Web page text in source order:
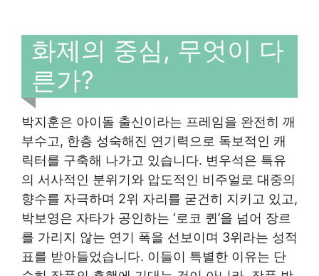
화제의 중심, 무엇이 다
른가?
박지훈은 아이돌 출신이라는 프레임을 완전히 깨
부수고, 한층 성숙해진 연기력으로 독보적인 캐
릭터를 구축해 나가고 있습니다. 변우석은 특유
의 서사적인 분위기와 압도적인 비주얼로 대중의
향수를 자극하며 2위 자리를 굳건히 지키고 있고,
박보영은 자타가 공인하는 ‘로코 퀸’을 넘어 장르
를 가리지 않는 연기 폭을 선보이며 3위라는 성적
표를 받아들었습니다. 이들이 특별한 이유는 단